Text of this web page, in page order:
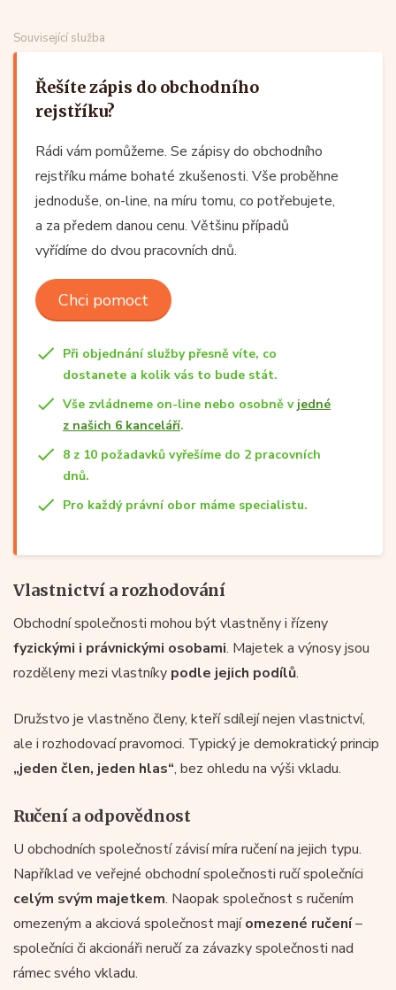
Související služba
Řešíte zápis do obchodního
rejstříku?
Rádi vám pomůžeme. Se zápisy do obchodního
rejstříku máme bohaté zkušenosti. Vše proběhne
jednoduše, on-line, na míru tomu, co potřebujete,
a za předem danou cenu. Většinu případů
vyřídíme do dvou pracovních dnů.
Chci pomoct
Při objednání služby přesně víte, co
dostanete a kolik vás to bude stát.
Vše zvládneme on-line nebo osobně v jedné
z našich 6 kanceláří.
8 z 10 požadavků vyřešíme do 2 pracovních
dnů.
Pro každý právní obor máme specialistu.
Vlastnictví a rozhodování
Obchodní společnosti mohou být vlastněny i řízeny
fyzickými i právnickými osobami. Majetek a výnosy jsou
rozděleny mezi vlastníky podle jejich podílů.
Družstvo je vlastněno členy, kteří sdílejí nejen vlastnictví,
ale i rozhodovací pravomoci. Typický je demokratický princip
„jeden člen, jeden hlas“, bez ohledu na výši vkladu.
Ručení a odpovědnost
U obchodních společností závisí míra ručení na jejich typu.
Například ve veřejné obchodní společnosti ručí společníci
celým svým majetkem. Naopak společnost s ručením
omezeným a akciová společnost majíomezené ručení–
společníci či akcionáři neručí za závazky společnosti nad
rámec svého vkladu.